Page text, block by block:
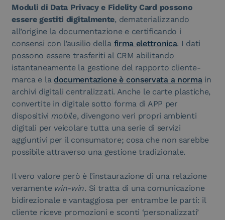
Moduli di Data Privacy e Fidelity Card possono
essere gestiti digitalmente, dematerializzando
all’origine la documentazione e certificando i
consensi con l’ausilio della firma elettronica. I dati
possono essere trasferiti al CRM abilitando
istantaneamente la gestione del rapporto cliente-
marca e la documentazione è conservata a norma in
archivi digitali centralizzati. Anche le carte plastiche,
convertite in digitale sotto forma di APP per
dispositivi mobile, divengono veri propri ambienti
digitali per veicolare tutta una serie di servizi
aggiuntivi per il consumatore; cosa che non sarebbe
possibile attraverso una gestione tradizionale.
Il vero valore però è l’instaurazione di una relazione
veramente win-win. Si tratta di una comunicazione
bidirezionale e vantaggiosa per entrambe le parti: il
cliente riceve promozioni e sconti ‘personalizzati’